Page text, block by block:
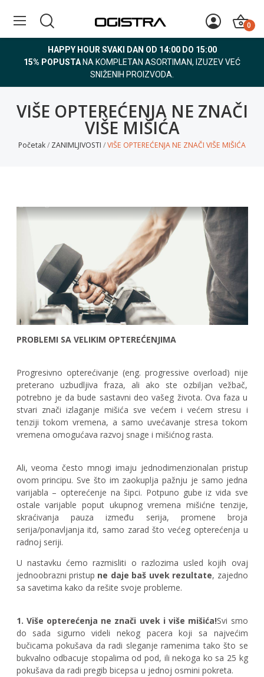
0
HAPPY HOUR SVAKI DAN OD 14:00 DO 15:00
15% POPUSTA NA KOMPLETAN ASORTIMAN, IZUZEV VEĆ
SNIŽENIH PROIZVODA.
VIŠE OPTEREĆENJA NE ZNAČI
VIŠE MIŠIĆA
Početak ZANIMLJIVOSTI VIŠE OPTEREĆENJA NE ZNAČI VIŠE MIŠIĆA
PROBLEMI SA VELIKIM OPTEREĆENJIMA
Progresivno opterećivanje (eng. progressive overload) nije
preterano uzbudljiva fraza, ali ako ste ozbiljan vežbač,
potrebno je da bude sastavni deo vašeg života. Ova faza u
stvari znači izlaganje mišića sve većem i većem stresu i
tenziji tokom vremena, a samo uvećavanje stresa tokom
vremena omogućava razvoj snage i mišićnog rasta.
Ali, veoma često mnogi imaju jednodimenzionalan pristup
ovom principu. Sve što im zaokuplja pažnju je samo jedna
varijabla – opterećenje na šipci. Potpuno gube iz vida sve
ostale varijable poput ukupnog vremena mišićne tenzije,
skraćivanja pauza između serija, promene broja
serija/ponavljanja itd, samo zarad što većeg opterećenja u
radnoj seriji.
U nastavku ćemo razmisliti o razlozima usled kojih ovaj
jednoobrazni pristup ne daje baš uvek rezultate, zajedno
sa savetima kako da rešite svoje probleme.
1. Više opterećenja ne znači uvek i više mišića!Svi smo
do sada sigurno videli nekog pacera koji sa najvećim
bučicama pokušava da radi sleganje ramenima tako što se
bukvalno odbacuje stopalima od pod, ili nekoga ko sa 25 kg
pokušava da radi pregib bicepsa u jednoj osmini pokreta.